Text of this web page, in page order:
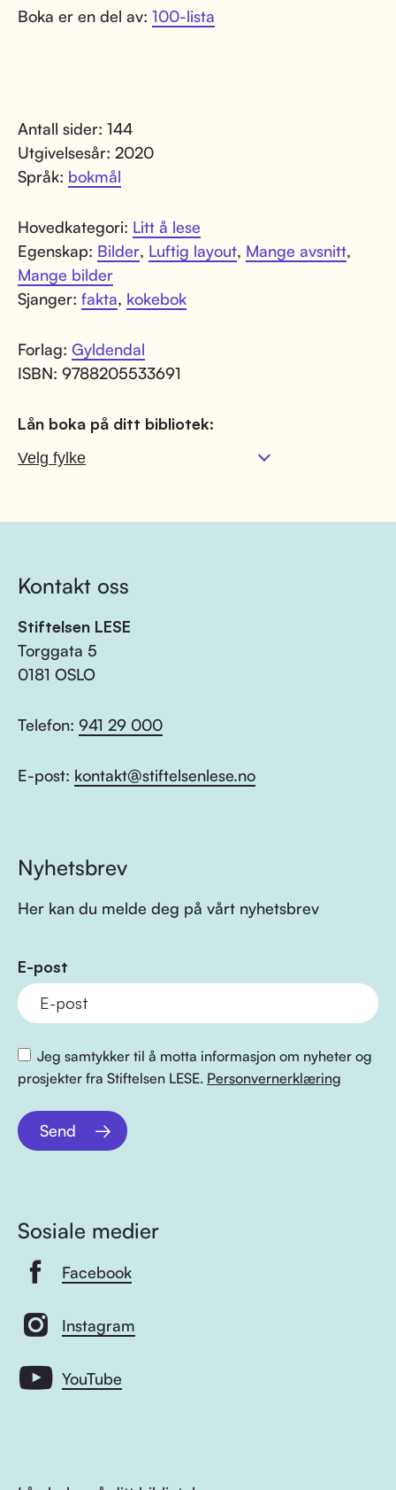
Boka er en del av: 100-lista
Antall sider: 144
Utgivelsesår: 2020
Språk: bokmål
Hovedkategori: Litt å lese
Egenskap: Bilder, Luftig layout, Mange avsnitt,
Mange bilder
Sjanger: fakta, kokebok
Forlag: Gyldendal
ISBN: 9788205533691
Lån boka på ditt bibliotek:
Kontakt oss
Stiftelsen LESE
Torggata 5
0181 OSLO
Telefon: 941 29 000
E-post: kontakt@stiftelsenlese.no
Nyhetsbrev
Her kan du melde deg på vårt nyhetsbrev
E-post
Jeg samtykker til å motta informasjon om nyheter og
prosjekter fra Stiftelsen LESE. Personvernerklæring
Send
Sosiale medier
Facebook
Instagram
YouTube